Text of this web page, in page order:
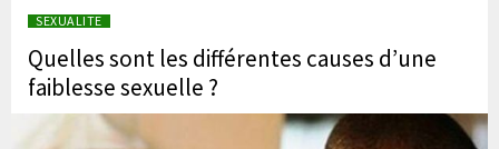
SEXUALITE
Quelles sont les différentes causes d’une
faiblesse sexuelle ?